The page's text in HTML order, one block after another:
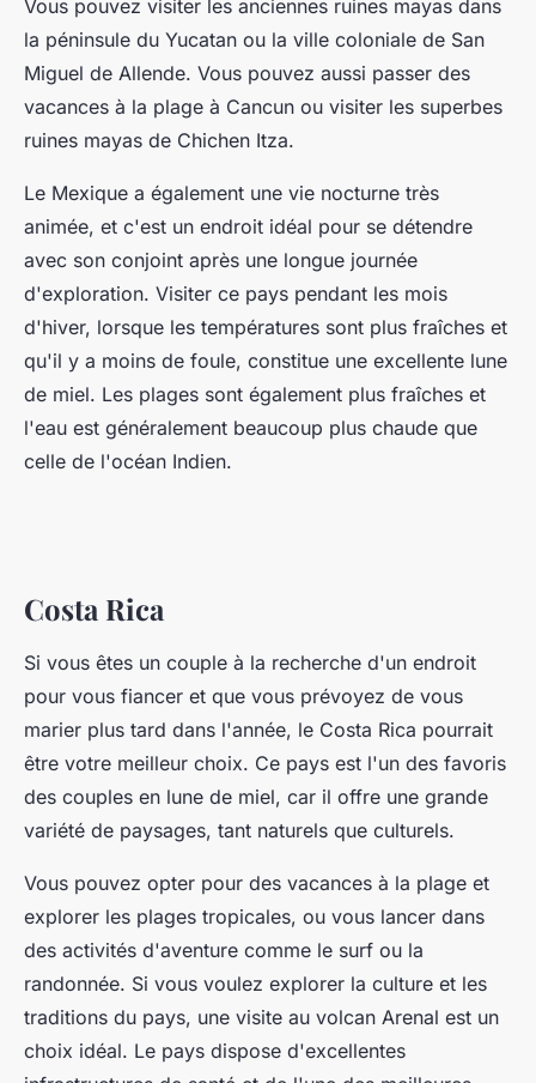
Vous pouvez visiter les anciennes ruines mayas dans
la péninsule du Yucatan ou la ville coloniale de San
Miguel de Allende. Vous pouvez aussi passer des
vacances à la plage à Cancun ou visiter les superbes
ruines mayas de Chichen Itza.
Le Mexique a également une vie nocturne très
animée, et c'est un endroit idéal pour se détendre
avec son conjoint après une longue journée
d'exploration. Visiter ce pays pendant les mois
d'hiver, lorsque les températures sont plus fraîches et
qu'il y a moins de foule, constitue une excellente lune
de miel. Les plages sont également plus fraîches et
l'eau est généralement beaucoup plus chaude que
celle de l'océan Indien.
Costa Rica
Si vous êtes un couple à la recherche d'un endroit
pour vous fiancer et que vous prévoyez de vous
marier plus tard dans l'année, le Costa Rica pourrait
être votre meilleur choix. Ce pays est l'un des favoris
des couples en lune de miel, car il offre une grande
variété de paysages, tant naturels que culturels.
Vous pouvez opter pour des vacances à la plage et
explorer les plages tropicales, ou vous lancer dans
des activités d'aventure comme le surf ou la
randonnée. Si vous voulez explorer la culture et les
traditions du pays, une visite au volcan Arenal est un
choix idéal. Le pays dispose d'excellentes